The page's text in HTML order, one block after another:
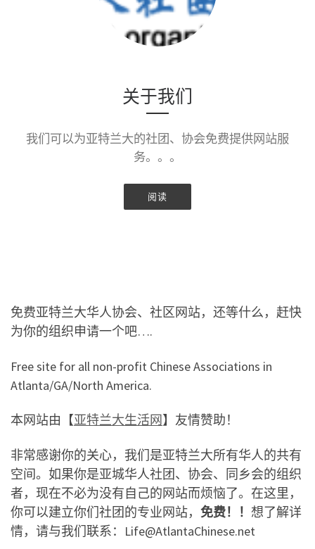
关于我们
我们可以为亚特兰大的社团、协会免费提供网站服
务。。。
阅读
免费亚特兰大华人协会、社区网站，还等什么，赶快
为你的组织申请一个吧….
Free site for all non-profit Chinese Associations in
Atlanta/GA/North America.
本网站由【亚特兰大生活网】友情赞助！
非常感谢你的关心，我们是亚特兰大所有华人的共有
空间。如果你是亚城华人社团、协会、同乡会的组织
者，现在不必为没有自己的网站而烦恼了。在这里，
你可以建立你们社团的专业网站， 免费！！ 想了解详
情，请与我们联系：Life@AtlantaChinese.net